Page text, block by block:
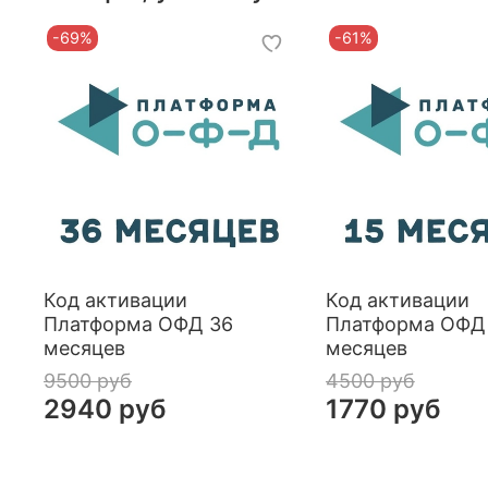
-69%
Код активации
Платформа ОФД 36
месяцев
9500 руб
2940 руб
-61%
Код активации
Платформа ОФД
месяцев
4500 руб
1770 руб